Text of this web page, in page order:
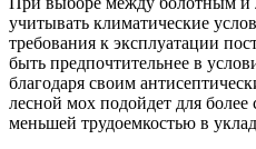
учитывать климатические
требования к эксплуатации
быть предпочтительнее в
благодаря своим
лесной мох подойдет для более
меньшей трудоемкостью в